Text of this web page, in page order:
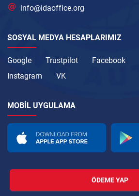
info@idaoffice.org
SOSYAL MEDYA HESAPLARIMIZ
Google Trustpilot Facebook
Instagram
VK
MOBIL UYGULAMA
ÖDEME YAP